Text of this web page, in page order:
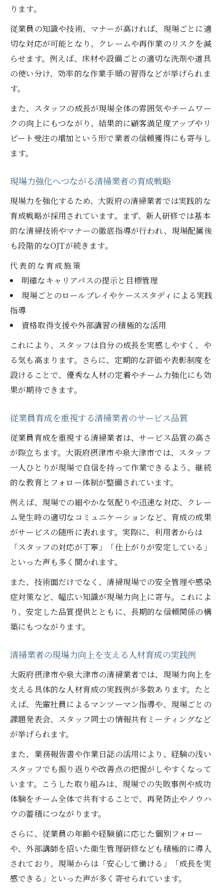
現場で活きる清掃業者の育成とサービス戦
略
育成とサービス質向上を両立する清掃業者
現場力強化を目指す清掃業者の育成方法
清掃業者の現場力を高める育成の進め方
清掃業者が現場力を伸ばす育成の工夫に注
目
現場力を支える清掃業者の育成メソッドと
は
清掃業者で重視される現場力育成のポイン
ト
大阪発・清掃業者で注目される研修制度とは
清掃業者の研修制度が大阪で注目される理
清掃業者が大阪で導入する最新研修の取り
組み
大阪エリアの清掃業者で評判の研修制度事
例
清掃業者の現場力向上を支える大阪の研修
大阪発の清掃業者が力を入れる研修内容と
は
ります。
従業員の知識や技術、マナーが高ければ、現場ごとに適
切な対応が可能となり、クレームや再作業のリスクを減
らせます。例えば、床材や設備ごとの適切な洗剤や道具
の使い分け、効率的な作業手順の習得などが挙げられま
す。
また、スタッフの成長が現場全体の雰囲気やチームワー
クの向上にもつながり、結果的に顧客満足度アップやリ
ピート受注の増加という形で業者の信頼獲得にも寄与し
ます。
現場力強化へつながる清掃業者の育成戦略
現場力を強化するため、大阪府の清掃業者では実践的な
育成戦略が採用されています。まず、新人研修では基本
的な清掃技術やマナーの徹底指導が行われ、現場配属後
も段階的なOJTが続きます。
代表的な育成施策
明確なキャリアパスの提示と目標管理
現場ごとのロールプレイやケーススタディによる実践
指導
資格取得支援や外部講習の積極的な活用
これにより、スタッフは自分の成長を実感しやすく、や
る気も高まります。さらに、定期的な評価や表彰制度を
設けることで、優秀な人材の定着やチーム力強化にも効
果が期待できます。
従業員育成を重視する清掃業者のサービス品質
従業員育成を重視する清掃業者は、サービス品質の高さ
が際立ちます。大阪府摂津市や泉大津市では、スタッフ
一人ひとりが現場で自信を持って作業できるよう、継続
的な教育とフォロー体制が整備されています。
例えば、現場での細やかな気配りや迅速な対応、クレー
ム発生時の適切なコミュニケーションなど、育成の成果
がサービスの随所に表れます。実際に、利用者からは
「スタッフの対応が丁寧」「仕上がりが安定している」
といった声も多く聞かれます。
また、技術面だけでなく、清掃現場での安全管理や感染
症対策など、幅広い知識が現場力向上に寄与。これによ
り、安定した品質提供とともに、長期的な信頼関係の構
築にもつながります。
清掃業者の現場力向上を支える人材育成の実践例
大阪府摂津市や泉大津市の清掃業者では、現場力向上を
支える具体的な人材育成の実践例が多数あります。たと
えば、先輩社員によるマンツーマン指導や、現場ごとの
課題発表会、スタッフ同士の情報共有ミーティングなど
が挙げられます。
また、業務報告書や作業日誌の活用により、経験の浅い
スタッフでも振り返りや改善点の把握がしやすくなって
います。こうした取り組みは、現場での失敗事例や成功
体験をチーム全体で共有することで、再発防止やノウハ
ウの蓄積につながります。
さらに、従業員の年齢や経験値に応じた個別フォロー
や、外部講師を招いた衛生管理研修なども積極的に導入
されており、現場からは「安心して働ける」「成長を実
感できる」といった声が多く寄せられています。